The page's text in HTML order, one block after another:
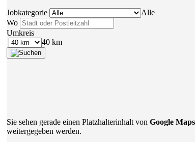
Jobkategorie
Alle
Wo
Umkreis
40 km
Sie sehen gerade einen Platzhalterinhalt von Google Maps
weitergegeben werden.